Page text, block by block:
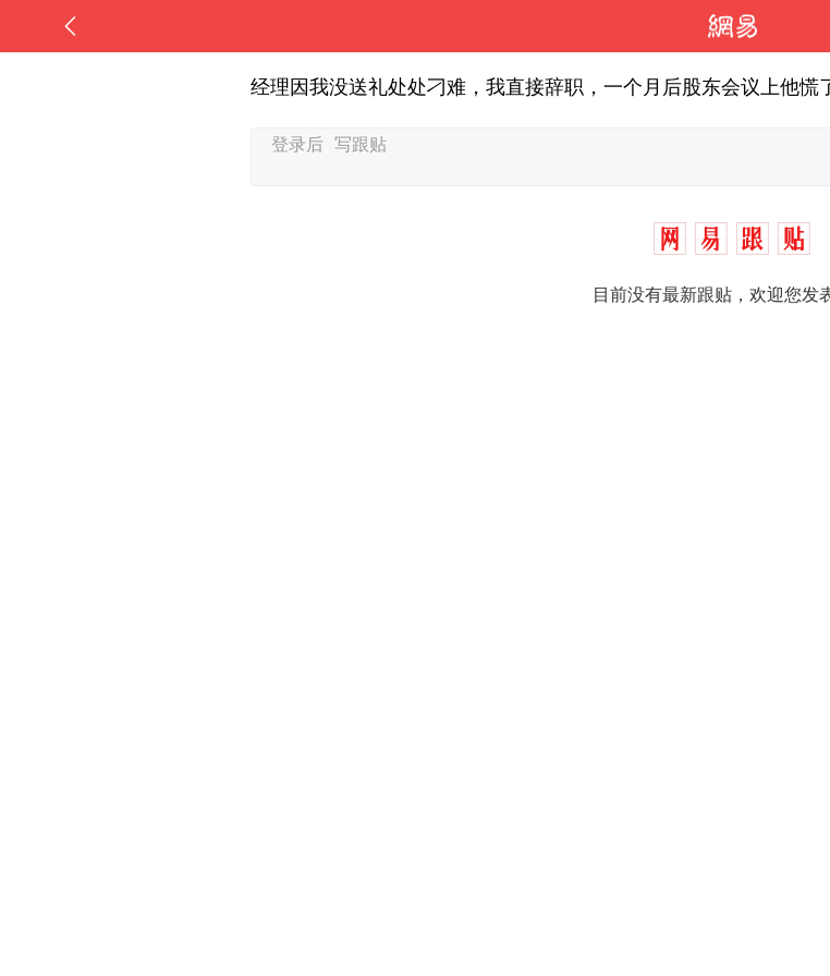
经理因我没送礼处处刁难，我直接辞职，一个月后股东会议上他慌
目前没有最新跟贴，欢迎您发